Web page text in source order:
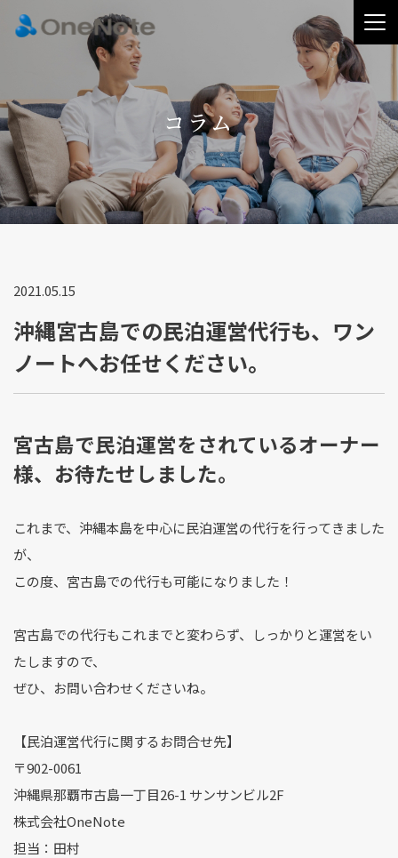
コラム
2021.05.15
沖縄宮古島での民泊運営代行も、ワン
ノートへお任せください。
宮古島で民泊運営をされているオーナー
様、お待たせしました。
これまで、沖縄本島を中心に民泊運営の代行を行ってきました
が、
この度、宮古島での代行も可能になりました！
宮古島での代行もこれまでと変わらず、しっかりと運営をい
たしますので、
ぜひ、お問い合わせくださいね。
【民泊運営代行に関するお問合せ先】
〒902-0061
沖縄県那覇市古島一丁目26-1 サンサンビル2F
株式会社OneNote
担当：田村